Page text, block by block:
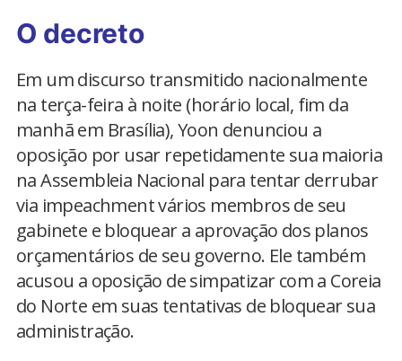
O decreto
Em um discurso transmitido nacionalmente
na terça-feira à noite (horário local, fim da
manhã em Brasília), Yoon denunciou a
oposição por usar repetidamente sua maioria
na Assembleia Nacional para tentar derrubar
via impeachment vários membros de seu
gabinete e bloquear a aprovação dos planos
orçamentários de seu governo. Ele também
acusou a oposição de simpatizar com a Coreia
do Norte em suas tentativas de bloquear sua
administração.